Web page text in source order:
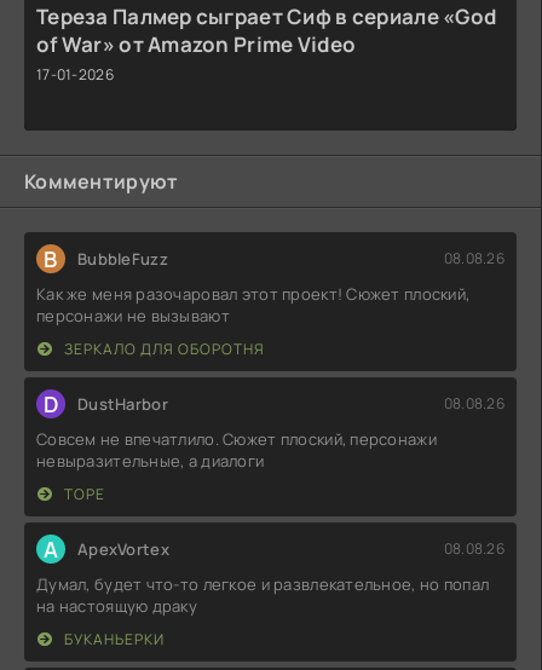
Тереза Палмер сыграет Сиф в сериале «God
of War» от Amazon Prime Video
17-01-2026
Комментируют
B BubbleFuzz 08.08.26
Как же меня разочаровал этот проект! Сюжет плоский,
персонажи не вызывают
ЗЕРКАЛО ДЛЯ ОБОРОТНЯ
D DustHarbor 08.08.26
Совсем не впечатлило. Сюжет плоский, персонажи
невыразительные, а диалоги
ТОРЕ
A ApexVortex 08.08.26
Думал, будет что-то легкое и развлекательное, но попал
на настоящую драку
БУКАНЬЕРКИ